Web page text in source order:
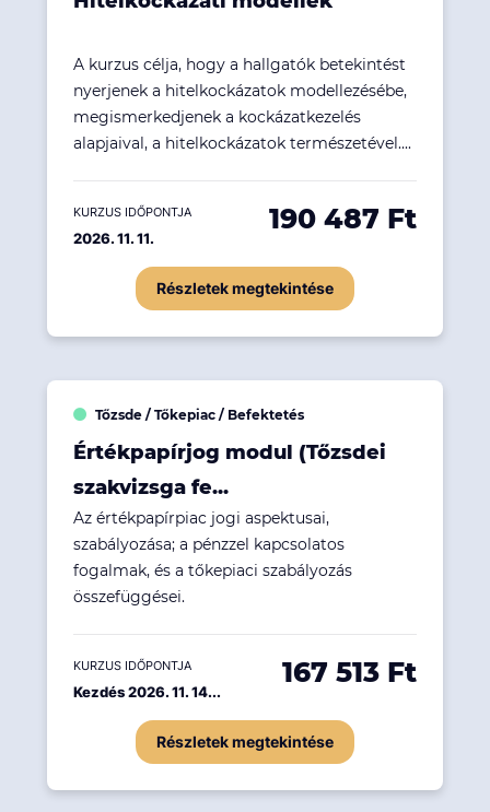
A kurzus célja, hogy a hallgatók betekintést
nyerjenek a hitelkockázatok modellezésébe,
megismerkedjenek a kockázatkezelés
alapjaival, a hitelkockázatok természetével....
KURZUS IDŐPONTJA
2026. 11. 11.
190 487 Ft
Részletek megtekintése
Tőzsde / Tőkepiac / Befektetés
Értékpapírjog modul (Tőzsdei
szakvizsga fe...
Az értékpapírpiac jogi aspektusai,
szabályozása; a pénzzel kapcsolatos
fogalmak, és a tőkepiaci szabályozás
összefüggései.
KURZUS IDŐPONTJA
Kezdés 2026. 11. 14...
167 513 Ft
Részletek megtekintése